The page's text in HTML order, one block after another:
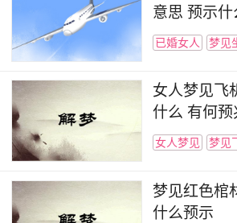
意思 预示什
已婚女人 梦见
女人梦见飞
什么 有何预
女人梦见 梦见
梦见红色棺
什么预示